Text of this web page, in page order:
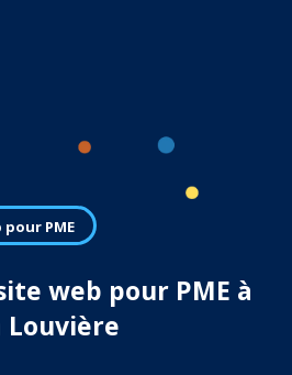
PME
web pour PME à
Louvière